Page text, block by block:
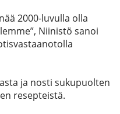
2000-luvulla olla
Niinistö sanoi
ja nosti sukupuolten
resepteistä.